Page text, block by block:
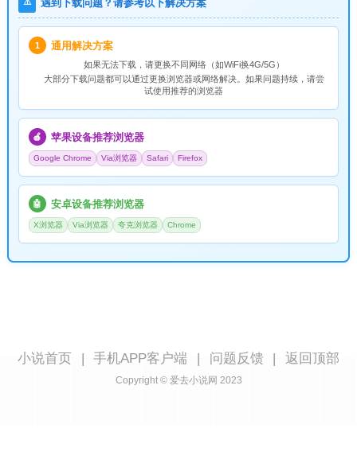
遇到下载问题？请参考以下解决方案
1 通用解决方案
如果无法下载，请更换不同网络（如WiFi换4G/5G）
大部分下载问题都可以通过更换浏览器或网络解决。如果问题持续，请尝
试使用推荐的浏览器
🍎 苹果设备推荐浏览器
Google Chrome Via浏览器 Safari Firefox
🤖 安卓设备推荐浏览器
X浏览器 Via浏览器 夸克浏览器 Chrome
小说首页 手机APP客户端 问题反馈 返回顶部
Copyright © 爱去小说网 2023